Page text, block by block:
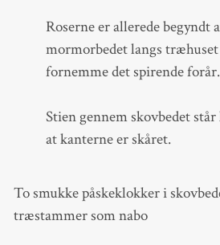
Roserne er allerede begyndt
mormorbedet langs
fornemme det spirende forår.
Stien gennem skovbedet
at kanterne er skåret.
To smukke påskeklokker i
træstammer som nabo